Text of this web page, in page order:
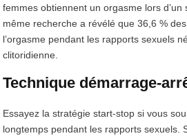
femmes obtiennent un orgasme lors
même recherche a révélé que 36,6 %
l’orgasme pendant les rapports sexuels
clitoridienne.
Technique démarrage-
Essayez la stratégie start-stop si vous
longtemps pendant les rapports sexuels.